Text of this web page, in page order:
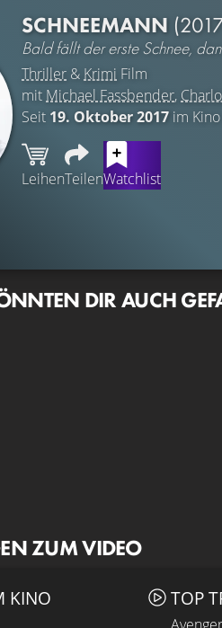
SCHNEEMANN
Bald fällt der erste Schnee,
Thriller & Krimi Film
mit Michael Fassbender,
Seit 19. Oktober 2017 im Kino
LeihenTeilenWatchlist
DIR AUCH
ZUM VIDEO
KINO TOP